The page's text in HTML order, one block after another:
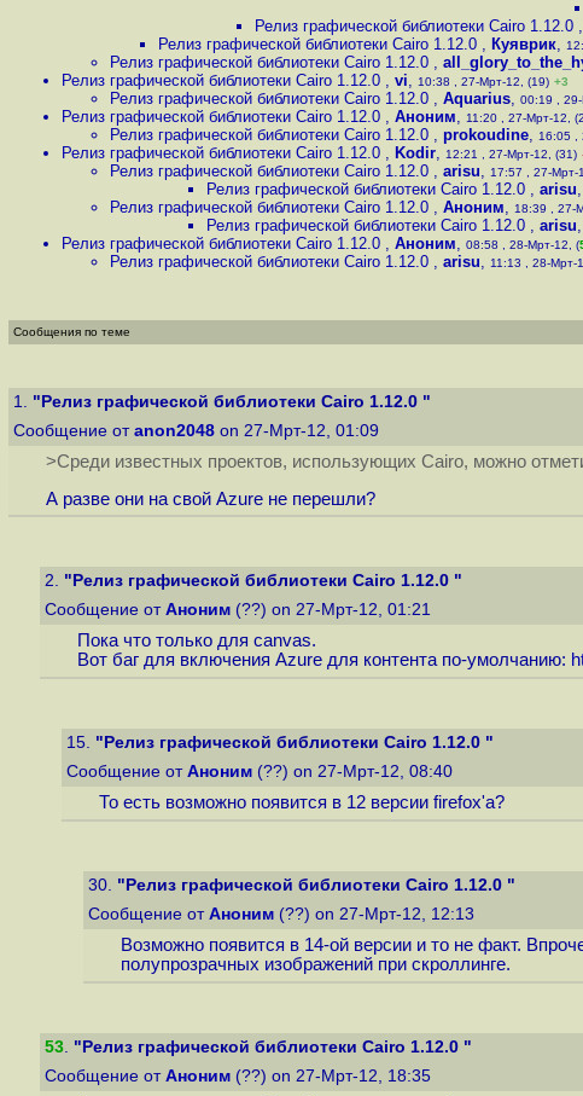
Релиз графической библиотеки Cairo 1.12.0 ,
Релиз графической библиотеки Cairo 1.12.0 , Куяврик,
Релиз графической библиотеки Cairo 1.12.0 ,
Релиз графической библиотеки Cairo 1.12.0 , vi, 10:38 , 27-Мрт-12, (19) +3
Релиз графической библиотеки Cairo 1.12.0 , Aquarius, 00:19 ,
Релиз графической библиотеки Cairo 1.12.0 , Аноним, 11:20 , 27-Мрт-12,
Релиз графической библиотеки Cairo 1.12.0 , prokoudine, 16:05 ,
Релиз графической библиотеки Cairo 1.12.0 , Kodir, 12:21 , 27-Мрт-12, (31)
Релиз графической библиотеки Cairo 1.12.0 , arisu, 17:57 , 27-Мрт-
Релиз графической библиотеки Cairo 1.12.0 , arisu,
Релиз графической библиотеки Cairo 1.12.0 , Аноним, 18:39 , 27-
Релиз графической библиотеки Cairo 1.12.0 , arisu,
Релиз графической библиотеки Cairo 1.12.0 , Аноним, 08:58 , 28-Мрт-12, (
Релиз графической библиотеки Cairo 1.12.0 , arisu, 11:13 , 28-Мрт-
Сообщения по теме
1. "Релиз графической библиотеки Cairo 1.12.0 "
Сообщение от anon2048 on 27-Мрт-12, 01:09
>Среди известных проектов, использующих Cairo, можно
А разве они на свой Azure не перешли?
2. "Релиз графической библиотеки Cairo 1.12.0 "
Сообщение от Аноним (??) on 27-Мрт-12, 01:21
Пока что только для canvas.
Вот баг для включения Azure для контента по-умолчанию:
15. "Релиз графической библиотеки Cairo 1.12.0 "
Сообщение от Аноним (??) on 27-Мрт-12, 08:40
То есть возможно появится в 12 версии firefox'а?
30. "Релиз графической библиотеки Cairo 1.12.0 "
Сообщение от Аноним (??) on 27-Мрт-12, 12:13
Возможно появится в 14-ой версии и то не факт.
полупрозрачных изображений при скроллинге.
53. "Релиз графической библиотеки Cairo 1.12.0 "
Сообщение от Аноним (??) on 27-Мрт-12, 18:35